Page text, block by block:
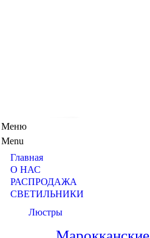
Меню
Menu
Главная
О НАС
РАСПРОДАЖА
СВЕТИЛЬНИКИ
Люстры